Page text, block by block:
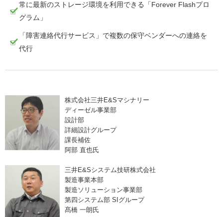
常に最新のストレージ環境を利用できる「Forever Flashプロ
グラム」
「障害連絡代行サービス」で複数の保守ベンダーへの連絡を
代行
株式会社三井E&Sマシナリー
ディーゼル事業部
設計部
詳細設計グループ
課長補佐
阿部 直也氏
三井E&Sシステム技研株式会社
製造事業本部
製造ソリューション事業部
第四システム部 SIグループ
髙橋 一朗氏